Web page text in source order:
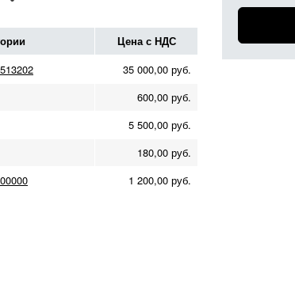
Цена с НДС
35 000,00 руб.
600,00 руб.
5 500,00 руб.
180,00 руб.
1 200,00 руб.